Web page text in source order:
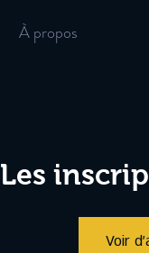
À propos
Les
Voir